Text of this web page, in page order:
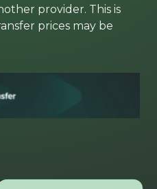
provider. This is
prices may be